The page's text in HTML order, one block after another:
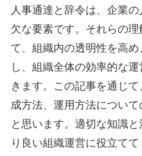
人事通達と辞令は、企業
欠な要素です。それらの
て、組織内の透明性を高
し、組織全体の効率的な
きます。この記事を通じ
成方法、運用方法につい
と思います。適切な知識
り良い組織運営に役立てて